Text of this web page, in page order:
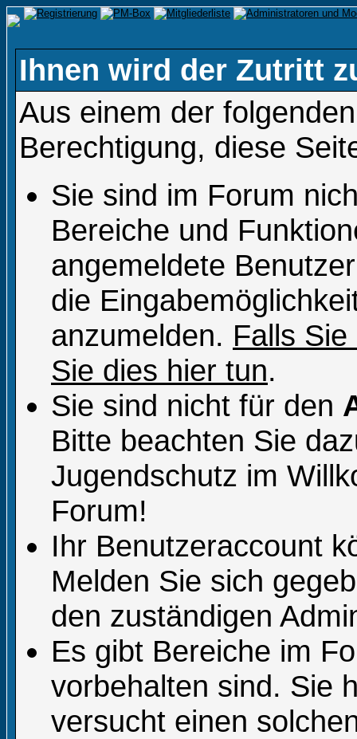
Ihnen wird der Zutritt
Aus einem der
Berechtigung, diese
Sie sind im Forum
Bereiche und
angemeldete
die
anzumelden. Falls
Sie dies hier tun.
Sie sind nicht für den
Bitte beachten Sie
Jugendschutz im
Forum!
Ihr Benutzeraccount
Melden Sie sich
den zuständigen
Es gibt Bereiche im
vorbehalten sind. Sie
versucht einen